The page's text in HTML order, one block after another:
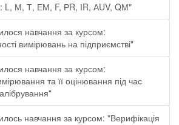
L, М, Т, ЕМ, F, РR, ІR, АUV, QМ"
навчання за курсом:
вимірювань на підприємстві"
навчання за курсом:
та її оцінювання під час
навчання за курсом: "Верифікація